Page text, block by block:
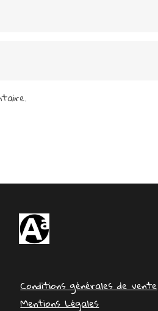
Conditions générales de vente
Mentions Légales